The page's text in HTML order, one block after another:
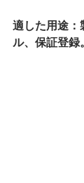
適した用途：
ル、保証登録。